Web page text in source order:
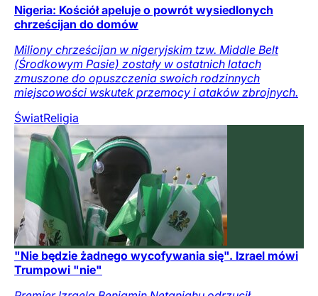
Nigeria: Kościół apeluje o powrót wysiedlonych
chrześcijan do domów
Miliony chrześcijan w nigeryjskim tzw. Middle Belt
(Środkowym Pasie) zostały w ostatnich latach
zmuszone do opuszczenia swoich rodzinnych
miejscowości wskutek przemocy i ataków zbrojnych.
ŚwiatReligia
"Nie będzie żadnego wycofywania się". Izrael mówi
Trumpowi "nie"